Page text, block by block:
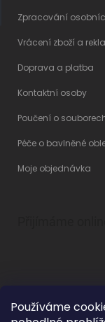
Používáme
Zpracování
Vrácení zboží a
Doprava a platba
Kontaktní osoby
Poučení o
Péče o bavlněné
Moje objednávka